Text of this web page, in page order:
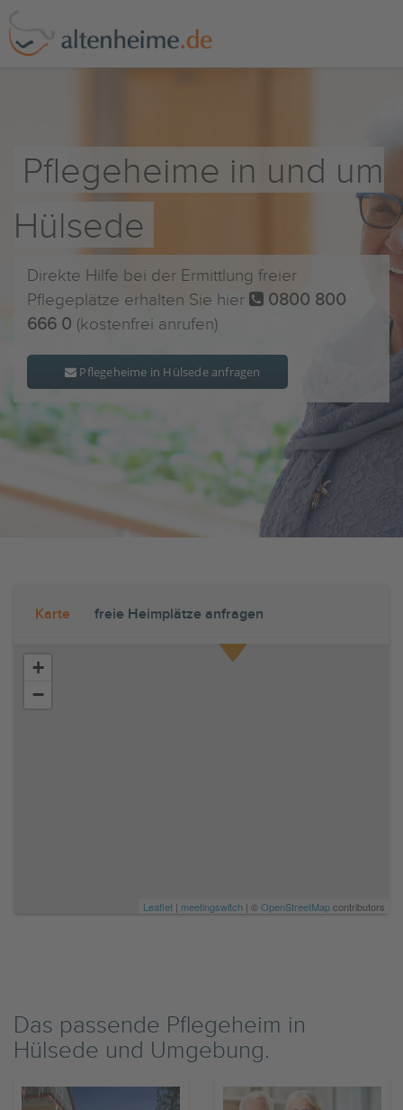
Pflegeheime in und um
Hülsede
Direkte Hilfe bei der Ermittlung freier
Pflegeplätze erhalten Sie hier
0800 800
666 0 (kostenfrei anrufen)
Pflegeheime in Hülsede anfragen
Karte freie Heimplätze anfragen
+
−
Leaflet | meetingswitch | ©OpenStreetMapcontributors
Das passende Pflegeheim in
Hülsede und Umgebung.